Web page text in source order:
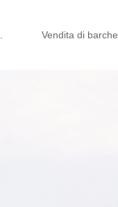
Vendita di barche